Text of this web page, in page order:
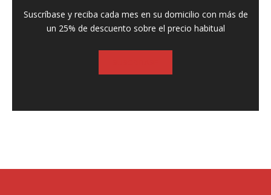
Suscríbase y reciba cada mes en su domicilio con más de
un 25% de descuento sobre el precio habitual